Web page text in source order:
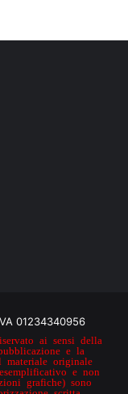
01234340956
ai sensi della
e la
originale
e non
grafiche) sono